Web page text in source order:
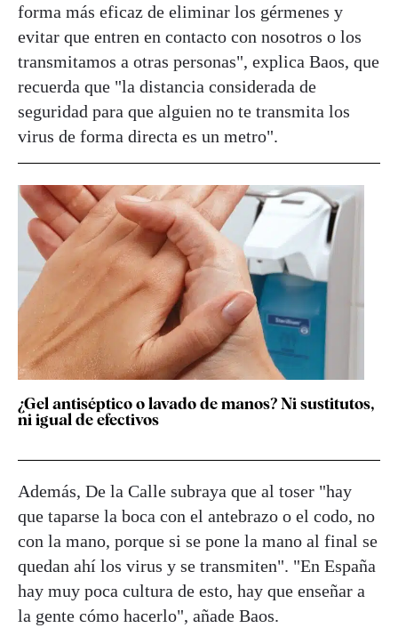
forma más eficaz de eliminar los gérmenes y
evitar que entren en contacto con nosotros o los
transmitamos a otras personas", explica Baos, que
recuerda que "la distancia considerada de
seguridad para que alguien no te transmita los
virus de forma directa es un metro".
¿Gel antiséptico o lavado de manos? Ni sustitutos,
ni igual de efectivos
Además, De la Calle subraya que al toser "hay
que taparse la boca con el antebrazo o el codo, no
con la mano, porque si se pone la mano al final se
quedan ahí los virus y se transmiten". "En España
hay muy poca cultura de esto, hay que enseñar a
la gente cómo hacerlo", añade Baos.